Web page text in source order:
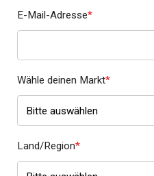
E-Mail-Adresse*
Wähle deinen Markt*
Land/Region*